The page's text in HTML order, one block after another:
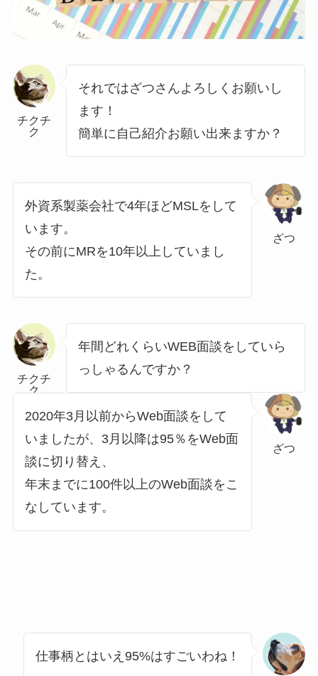
チクチ
ク
それではざつさんよろしくお願いし
ます！
簡単に自己紹介お願い出来ますか？
ざつ
外資系製薬会社で4年ほどMSLをして
います。
その前にMRを10年以上していまし
た。
チクチ
ク
年間どれくらいWEB面談をしていら
っしゃるんですか？
ざつ
2020年3月以前からWeb面談をして
いましたが、3月以降は95％をWeb面
談に切り替え、
年末までに100件以上のWeb面談をこ
なしています。
仕事柄とはいえ95%はすごいわね！